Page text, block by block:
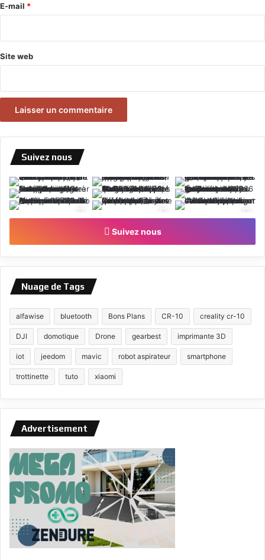
e
E-mail *
Site web
Suivez nous
Suivez nous
Nuage de Tags
alfawise bluetooth Bons Plans CR-10 creality cr-10
DJI domotique Drone gearbest imprimante 3D
iot jeedom mavic robot aspirateur smartphone
trottinette tuto xiaomi
Advertisement